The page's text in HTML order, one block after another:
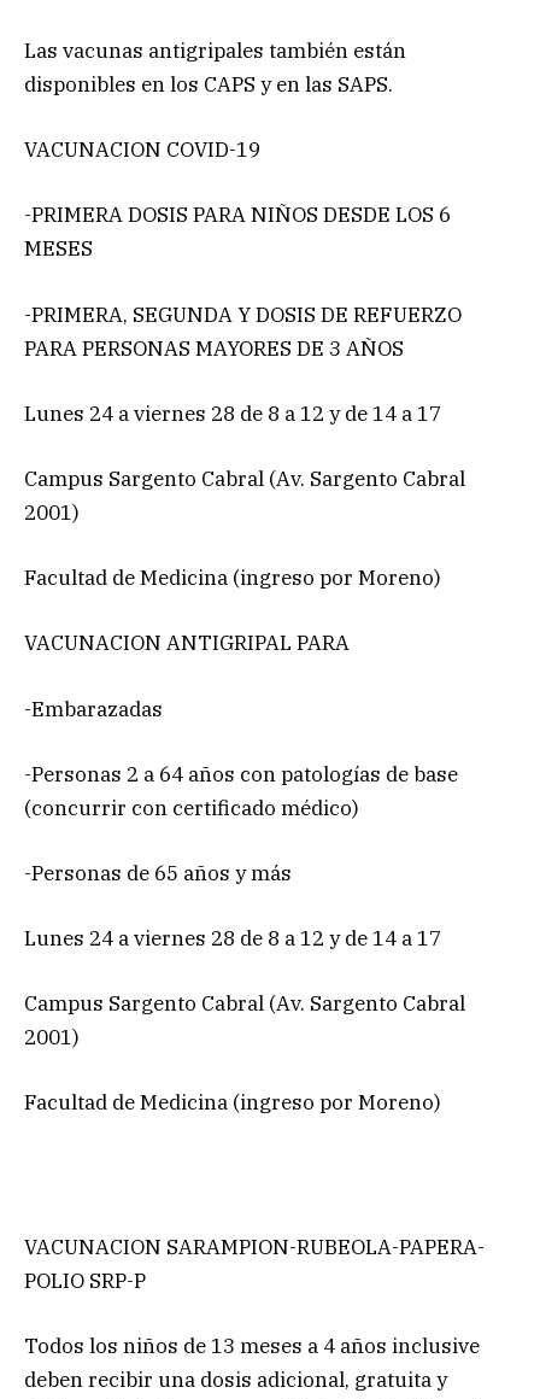
Las vacunas antigripales también están
disponibles en los CAPS y en las SAPS.
VACUNACION COVID-19
-PRIMERA DOSIS PARA NIÑOS DESDE LOS 6
MESES
-PRIMERA, SEGUNDA Y DOSIS DE REFUERZO
PARA PERSONAS MAYORES DE 3 AÑOS
Lunes 24 a viernes 28 de 8 a 12 y de 14 a 17
Campus Sargento Cabral (Av. Sargento Cabral
2001)
Facultad de Medicina (ingreso por Moreno)
VACUNACION ANTIGRIPAL PARA
-Embarazadas
-Personas 2 a 64 años con patologías de base
(concurrir con certificado médico)
-Personas de 65 años y más
Lunes 24 a viernes 28 de 8 a 12 y de 14 a 17
Campus Sargento Cabral (Av. Sargento Cabral
2001)
Facultad de Medicina (ingreso por Moreno)
VACUNACION SARAMPION-RUBEOLA-PAPERA-
POLIO SRP-P
Todos los niños de 13 meses a 4 años inclusive
deben recibir una dosis adicional, gratuita y